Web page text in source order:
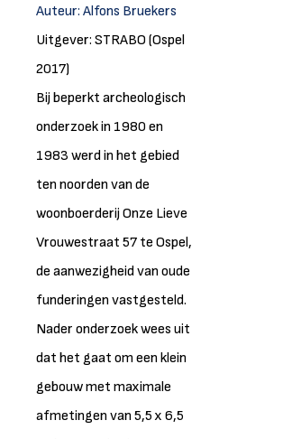
Auteur: Alfons Bruekers
Uitgever: STRABO (Ospel
2017)
Bij beperkt archeologisch
onderzoek in 1980 en
1983 werd in het gebied
ten noorden van de
woonboerderij Onze Lieve
Vrouwestraat 57 te Ospel,
de aanwezigheid van oude
funderingen vastgesteld.
Nader onderzoek wees uit
dat het gaat om een klein
gebouw met maximale
afmetingen van 5,5 x 6,5